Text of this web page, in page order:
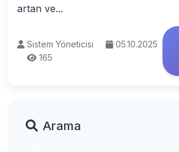
artan ve...
Sistem Yöneticisi
05.10.2025
165
Arama